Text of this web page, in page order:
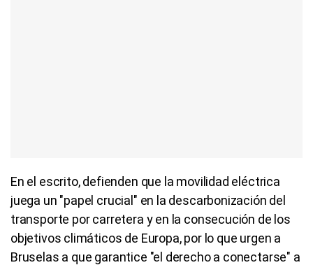
En el escrito, defienden que la movilidad eléctrica
juega un "papel crucial" en la descarbonización del
transporte por carretera y en la consecución de los
objetivos climáticos de Europa, por lo que urgen a
Bruselas a que garantice "el derecho a conectarse" a